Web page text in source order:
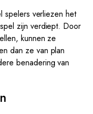
spelers verliezen het
zijn verdiept. Door
kunnen ze
dan ze van plan
benadering van